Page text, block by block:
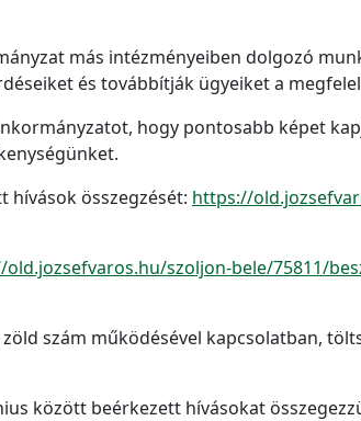
más intézményeiben dolgozó
és továbbítják ügyeiket a
hogy pontosabb képet
hívások összegzését: https://
szoljon-bele/75811/
szám működésével kapcsolatban,
között beérkezett hívásokat